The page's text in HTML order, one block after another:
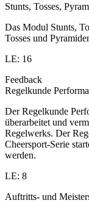
Stunts, Tosses,
Das Modul Stunts,
Tosses und
LE: 16
Feedback
Regelkunde
Der Regelkunde
überarbeitet und
Regelwerks. Der
Cheersport-Serie
werden.
LE: 8
Auftritts- und